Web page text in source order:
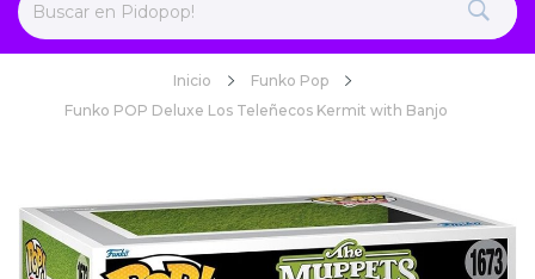
Inicio
Funko Pop
Funko POP Deluxe Los Teleñecos Kermit with Banjo